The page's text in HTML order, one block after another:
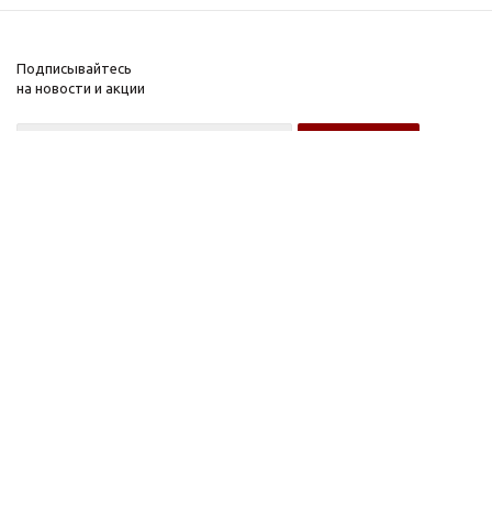
Подписывайтесь
на новости и акции